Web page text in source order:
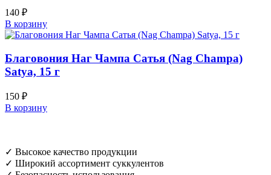
140 ₽
В корзину
Благовония Наг Чампа Сатья (Nag Champa)
Satya, 15 г
150 ₽
В корзину
✓ Высокое качество продукции
✓ Широкий ассортимент суккулентов